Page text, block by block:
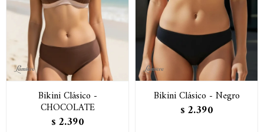
Bikini Clásico -
CHOCOLATE
$ 2.390
Bikini Clásico - Negro
$ 2.390